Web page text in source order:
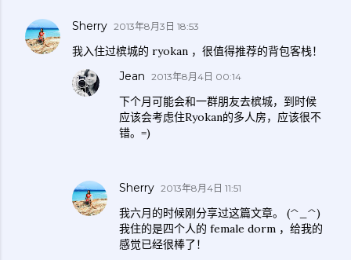
Sherry 2013年8月3日 18:53
我入住过槟城的 ryokan ，很值得推荐的背包客栈！
Jean 2013年8月4日 00:14
下个月可能会和一群朋友去槟城，到时候
应该会考虑住Ryokan的多人房，应该很不
错。=)
Sherry 2013年8月4日 11:51
我六月的时候刚分享过这篇文章。 (^_^)
我住的是四个人的 female dorm ，给我的
感觉已经很棒了！